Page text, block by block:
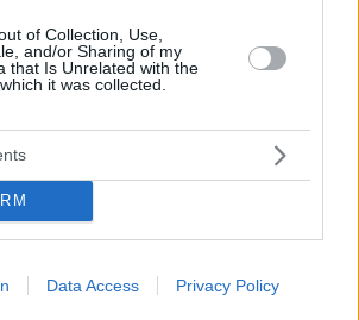
of Collection, Use,
and/or Sharing of my
that Is Unrelated with the
it was collected.
Data Access Privacy Policy
να το φτιάξουμε – Από το πιο
πλούσιο
και οι διαφορές ανάμεσα στις
από 25.000 φίλους της
«Papara Park», βίντεο και